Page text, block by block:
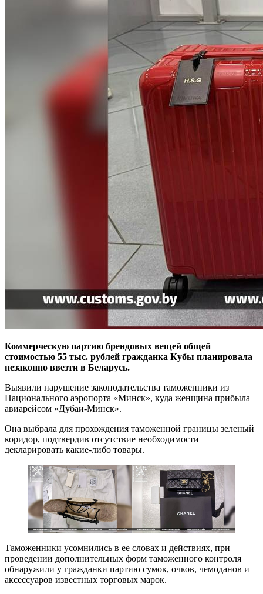
Коммерческую партию брендовых вещей общей
стоимостью 55 тыс. рублей гражданка Кубы планировала
незаконно ввезти в Беларусь.
Выявили нарушение законодательства таможенники из
Национального аэропорта «Минск», куда женщина прибыла
авиарейсом «Дубаи-Минск».
Она выбрала для прохождения таможенной границы зеленый
коридор, подтвердив отсутствие необходимости
декларировать какие-либо товары.
Таможенники усомнились в ее словах и действиях, при
проведении дополнительных форм таможенного контроля
обнаружили у гражданки партию сумок, очков, чемоданов и
аксессуаров известных торговых марок.